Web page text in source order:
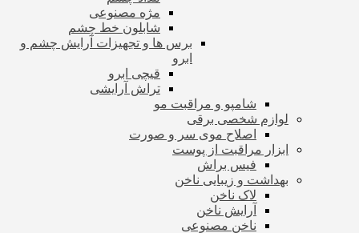
مژه مصنوعی
شابلون خط چشم
برس ها و تجهیزات آرایش چشم و
ابرو
قیچی ابرو
تراش آرایشی
شامپو و مراقبت مو
لوازم شخصی برقی
اصلاح موی سر و صورت
ابزار مراقبت از پوست
فیس براش
بهداشت و زیبایی ناخن
لاک ناخن
آرایش ناخن
ناخن مصنوعی